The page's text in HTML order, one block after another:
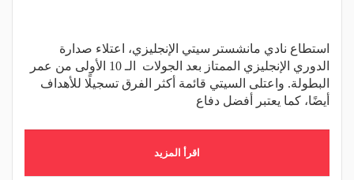
استطاع نادي مانشستر سيتي الإنجليزي، اعتلاء صدارة
الدوري الإنجليزي الممتاز بعد الجولات الـ 10 الأولى من عمر
البطولة. واعتلى السيتي قائمة أكثر الفرق تسجيلًا للأهداف
أيضًا، كما يعتبر أفضل دفاع
اقرأ المزيد